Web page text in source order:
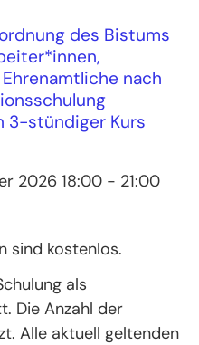
des Bistums
nach
3-stündiger Kurs
2026 18:00 - 21:00
sind kostenlos.
als
Die Anzahl der
Alle aktuell geltenden